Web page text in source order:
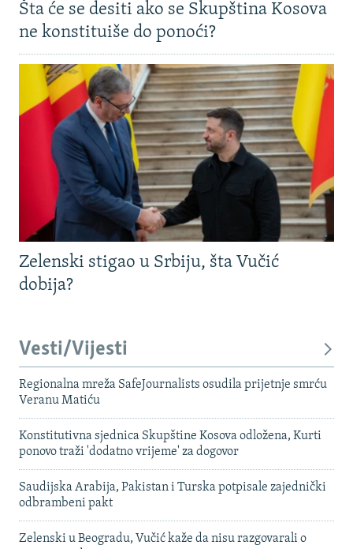
Šta će se desiti ako se Skupština Kosova
ne konstituiše do ponoći?
Zelenski stigao u Srbiju, šta Vučić
dobija?
Vesti/Vijesti
Regionalna mreža SafeJournalists osudila prijetnje smrću
Veranu Matiću
Konstitutivna sjednica Skupštine Kosova odložena, Kurti
ponovo traži 'dodatno vrijeme' za dogovor
Saudijska Arabija, Pakistan i Turska potpisale zajednički
odbrambeni pakt
Zelenski u Beogradu, Vučić kaže da nisu razgovarali o